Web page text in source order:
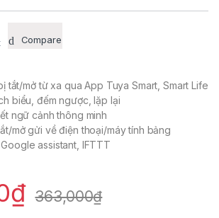
Compare
tắt/mở từ xa qua App Tuya Smart, Smart Life
biểu, đếm ngược, lặp lại
ngữ cảnh thông minh
mở gửi về điện thoại/máy tính bảng
assistant, IFTTT
₫ 363,000₫